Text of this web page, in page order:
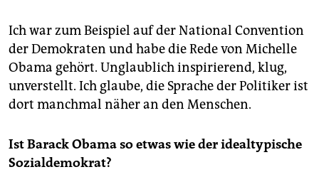
Ich war zum Beispiel auf der National Convention
der Demokraten und habe die Rede von Michelle
Obama gehört. Unglaublich inspirierend, klug,
unverstellt. Ich glaube, die Sprache der Politiker ist
dort manchmal näher an den Menschen.
Ist Barack Obama so etwas wie der idealtypische
Sozialdemokrat?